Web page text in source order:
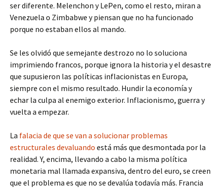
ser diferente. Melenchon y LePen, como el resto, miran a
Venezuela o Zimbabwe y piensan que no ha funcionado
porque no estaban ellos al mando.
Se les olvidó que semejante destrozo no lo soluciona
imprimiendo francos, porque ignora la historia y el desastre
que supusieron las políticas inflacionistas en Europa,
siempre con el mismo resultado. Hundir la economía y
echar la culpa al enemigo exterior. Inflacionismo, guerra y
vuelta a empezar.
La falacia de que se van a solucionar problemas
estructurales devaluando está más que desmontada por la
realidad. Y, encima, llevando a cabo la misma política
monetaria mal llamada expansiva, dentro del euro, se creen
que el problema es que no se devalúa todavía más. Francia